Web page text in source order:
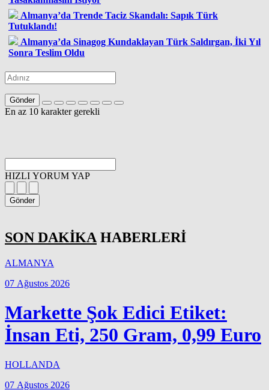
Almanya’da Trende Taciz Skandalı: Sapık Türk
Tutuklandı!
Almanya’da Sinagog Kundaklayan Türk Saldırgan, İki Yıl
Sonra Teslim Oldu
Gönder
En az 10 karakter gerekli
HIZLI YORUM YAP
Gönder
SON DAKİKA HABERLERİ
ALMANYA
07 Ağustos 2026
Markette Şok Edici Etiket:
İnsan Eti, 250 Gram, 0,99 Euro
HOLLANDA
07 Ağustos 2026